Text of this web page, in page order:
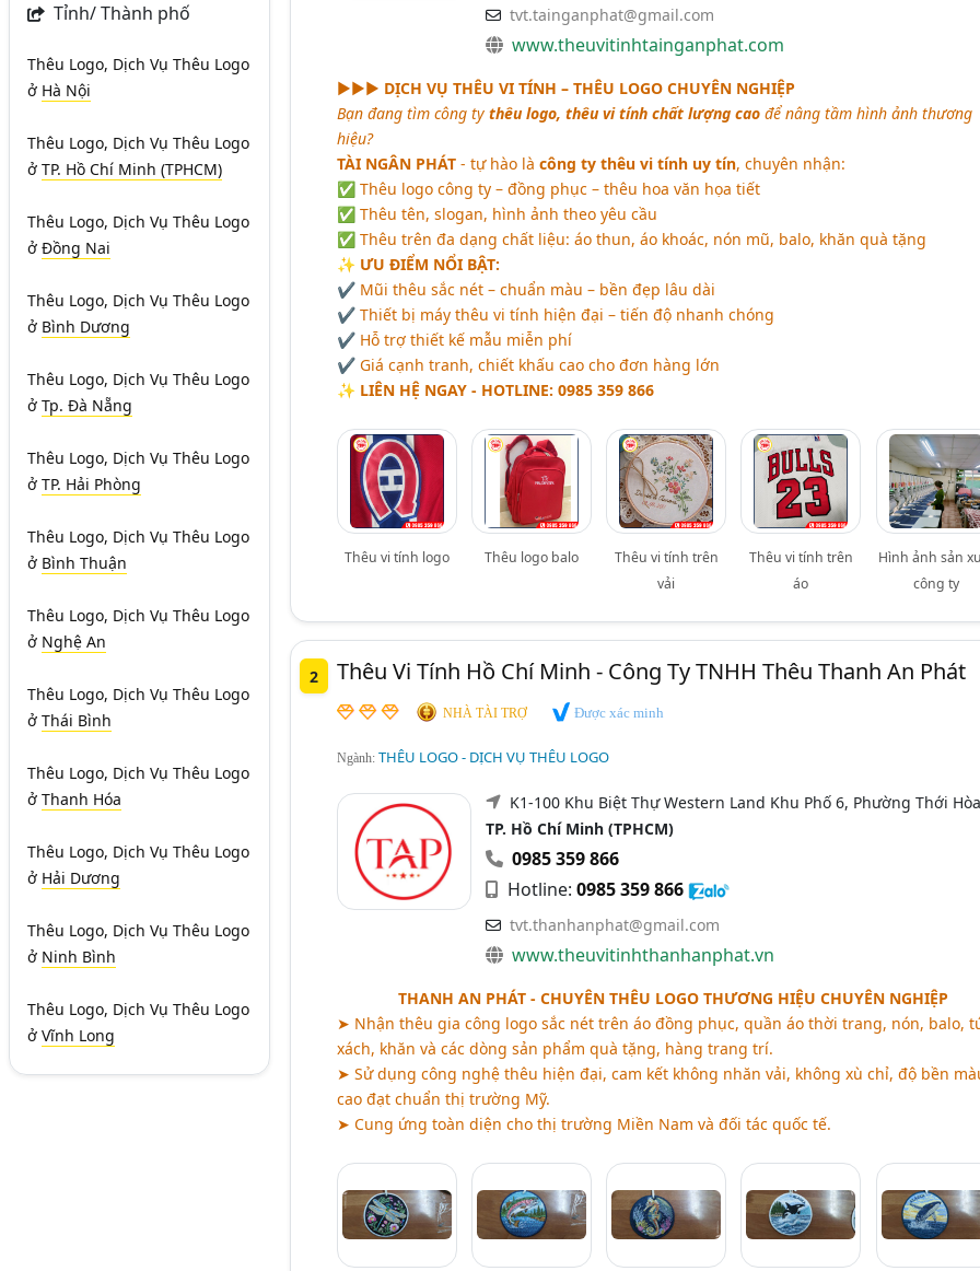
Tỉnh/ Thành phố
Thêu Logo, Dịch Vụ Thêu Logo
ở Hà Nội
Thêu Logo, Dịch Vụ Thêu Logo
ở TP. Hồ Chí Minh (TPHCM)
Thêu Logo, Dịch Vụ Thêu Logo
ở Đồng Nai
Thêu Logo, Dịch Vụ Thêu Logo
ở Bình Dương
Thêu Logo, Dịch Vụ Thêu Logo
ở Tp. Đà Nẵng
Thêu Logo, Dịch Vụ Thêu Logo
ở TP. Hải Phòng
Thêu Logo, Dịch Vụ Thêu Logo
ở Bình Thuận
Thêu Logo, Dịch Vụ Thêu Logo
ở Nghệ An
Thêu Logo, Dịch Vụ Thêu Logo
ở Thái Bình
Thêu Logo, Dịch Vụ Thêu Logo
ở Thanh Hóa
Thêu Logo, Dịch Vụ Thêu Logo
ở Hải Dương
Thêu Logo, Dịch Vụ Thêu Logo
ở Ninh Bình
Thêu Logo, Dịch Vụ Thêu Logo
ở Vĩnh Long
tvt.tainganphat@gmail.com
www.theuvitinhtainganphat.com
►►► DỊCH VỤ THÊU VI TÍNH – THÊU LOGO CHUYÊN NGHIỆP
Bạn đang tìm công ty thêu logo, thêu vi tính chất lượng caođể nâng tầm hình ảnh thương
hiệu?
TÀI NGÂN PHÁT- tự hào là công ty thêu vi tính uy tín, chuyên nhận:
✅ Thêu logo công ty – đồng phục – thêu hoa văn họa tiết
✅ Thêu tên, slogan, hình ảnh theo yêu cầu
✅ Thêu trên đa dạng chất liệu: áo thun, áo khoác, nón mũ, balo, khăn quà tặng
✨ ƯU ĐIỂM NỔI BẬT:
✔ Mũi thêu sắc nét – chuẩn màu – bền đẹp lâu dài
✔ Thiết bị máy thêu vi tính hiện đại – tiến độ nhanh chóng
✔ Hỗ trợ thiết kế mẫu miễn phí
✔ Giá cạnh tranh, chiết khấu cao cho đơn hàng lớn
✨ LIÊN HỆ NGAY - HOTLINE: 0985 359 866
Thêu vi tính logo Thêu logo balo
Thêu vi tính trên
vải
Thêu vi tính trên
áo
Hình ảnh sản
công ty
2 Thêu Vi Tính Hồ Chí Minh - Công Ty TNHH Thêu Thanh An Phát
NHÀ TÀI TRỢ Được xác minh
Ngành: THÊU LOGO - DỊCH VỤ THÊU LOGO
K1-100 Khu Biệt Thự Western Land Khu Phố 6, Phường Thới
TP. Hồ Chí Minh (TPHCM)
0985 359 866
Hotline: 0985 359 866
tvt.thanhanphat@gmail.com
www.theuvitinhthanhanphat.vn
THANH AN PHÁT - CHUYÊN THÊU LOGO THƯƠNG HIỆU CHUYÊN NGHIỆP
➤ Nhận thêu gia công logo sắc nét trên áo đồng phục, quần áo thời trang, nón, balo,
xách, khăn và các dòng sản phẩm quà tặng, hàng trang trí.
➤ Sử dụng công nghệ thêu hiện đại, cam kết không nhăn vải, không xù chỉ, độ bền
cao đạt chuẩn thị trường Mỹ.
➤ Cung ứng toàn diện cho thị trường Miền Nam và đối tác quốc tế.